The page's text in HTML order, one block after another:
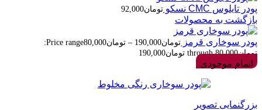
پودر تایلوس CMC نسکو تومان92,000
بازگشت به محصولات
پودر سوخاری قرمز تومان190,000
– تومان80,000
Price range:
تومان80,000 through تومان190,000
اتمام موجودی
بزرگنمایی تصویر